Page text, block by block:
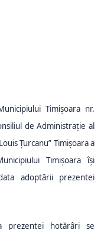
Timișoara nr.
de Administrație al
Țurcanu” Timișoara a
Timișoara își
adoptării prezentei
prezentei hotărâri se